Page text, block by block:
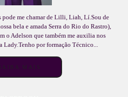
pode me chamar de Lilli, Liah, Lí.Sou de
bela e amada Serra do Rio do Rastro),
o Adelson que também me auxilia nos
Lady.Tenho por formação Técnico...
MAIS